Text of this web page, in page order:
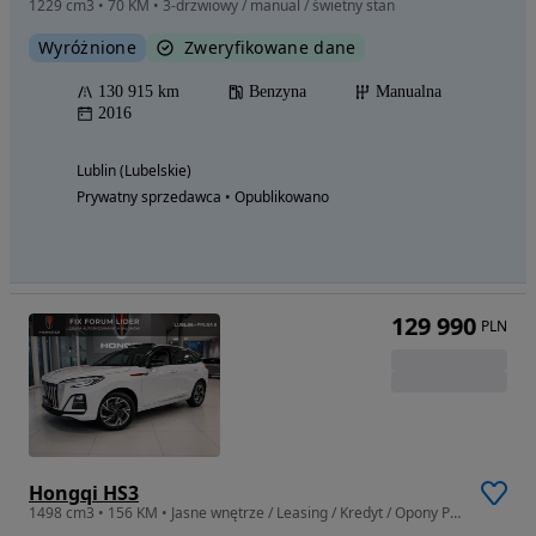
1229 cm3 • 70 KM • 3-drzwiowy / manual / świetny stan
Wyróżnione Zweryfikowane dane
130 915 km Benzyna
Manualna
2016
Lublin (Lubelskie)
Prywatny sprzedawca • Opublikowano
Hongqi HS3
1498 cm3 • 156 KM • Jasne wnętrze / Leasing / Kredyt / Opony Pirelli
129 990 PLN